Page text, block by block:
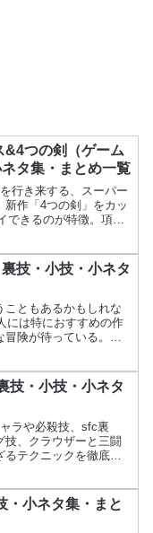
&4つの剣（ゲーム
タ集・まとめ一覧
行き来する、スーパー
作「4つの剣」をカッ
きるのが特徴。項目
技・小技・小ネタ
こともあるかもしれな
には特におすすめの作
冒険が待っている。ゲ
技・小技・小ネタ
ラや必殺技、sfc裏
技、クラウザーと三闘
テクニックを徹底解
・小ネタ集・まと